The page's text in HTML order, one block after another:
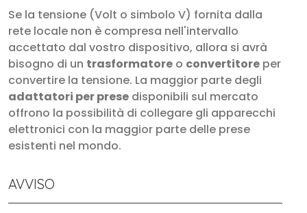
Se la tensione (Volt o simbolo V) fornita dalla
rete locale non è compresa nell'intervallo
accettato dal vostro dispositivo, allora si avrà
bisogno di un trasformatore o convertitore per
convertire la tensione. La maggior parte degli
adattatori per prese disponibili sul mercato
offrono la possibilità di collegare gli apparecchi
elettronici con la maggior parte delle prese
esistenti nel mondo.
AVVISO